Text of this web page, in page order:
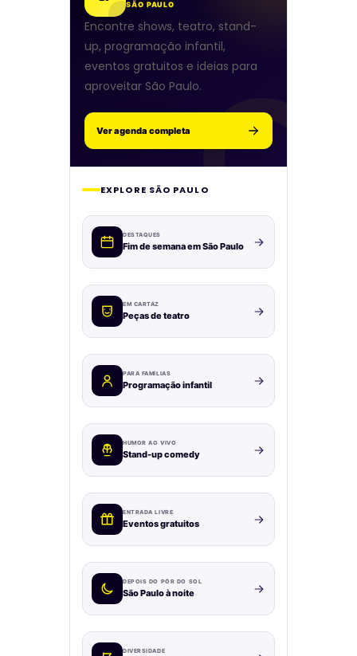
SÃO PAULO
Encontre shows, teatro, stand-
up, programação infantil,
eventos gratuitos e ideias para
aproveitar São Paulo.
Ver agenda completa
EXPLORE SÃO PAULO
DESTAQUES
Fim de semana em São Paulo
EM CARTAZ
Peças de teatro
PARA FAMÍLIAS
Programação infantil
HUMOR AO VIVO
Stand-up comedy
ENTRADA LIVRE
Eventos gratuitos
DEPOIS DO PÔR DO SOL
São Paulo à noite
DIVERSIDADE